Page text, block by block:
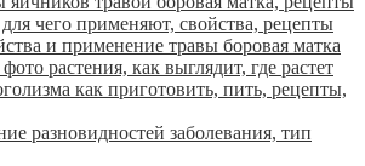
для чего применяют, свойства, рецепты
и применение травы боровая матка
растения, как выглядит, где растет
как приготовить, пить, рецепты,
разновидностей заболевания, тип